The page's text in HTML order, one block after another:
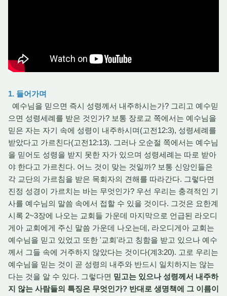
1. 들어가며
예수님을 믿으면 즉시 성령께서 내주하시는가? 그리고 예수믿
으면 성령세례를 받은 것인가? 보통 장로교 쪽에서는 예수님을
믿은 자는 자기 속에 성령이 내주하시며(고전12:3), 성령세례를
받았다고 가르친다(고전12:13). 그러나 오순절 쪽에서는 예수님
을 믿어도 성령을 받지 못한 자가 있으며 성령세례는 따로 받아
야 한다고 가르친다. 어느 것이 맞는 것일까? 보통 신앙인들은
각 교단의 가르침을 받은 목회자의 견해를 따라간다. 그렇다면
진정 성경이 가르치는 바는 무엇인가? 우선 우리는 충격적인 기
사를 예수님의 말씀 속에서 접할 수 있을 것이다. 그것은 요한계
시록 2~3장에 나오는 교회들 가운데 마지막으로 언급된 라오디
게아 교회에게 주신 말씀 가운데 나오는데, 라오디게아 교회는
예수님을 믿고 있었고 또한 '교회'라고 칭함을 받고 있으나 예수
께서 그들 속에 거주하지 않았다는 것이다(계3:20). 고로 우리는
예수님을 믿는 것이 곧 성령의 내주와 반드시 일치하지는 않는
다는 것을 알 수 있다. 그렇다면 믿고는 있으나 성령께서 내주하
지 않는 사람들의 특징은 무엇인가? 반대로 생명책에 그 이름이